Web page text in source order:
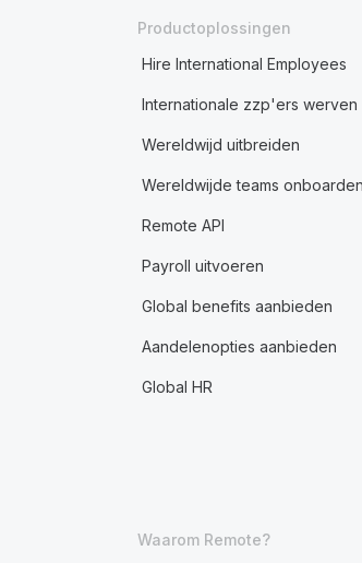
Productoplossingen
Hire International Employees
Internationale zzp'ers werven
Wereldwijd uitbreiden
Wereldwijde teams onboarden
Remote API
Payroll uitvoeren
Global benefits aanbieden
Aandelenopties aanbieden
Global HR
Waarom Remote?